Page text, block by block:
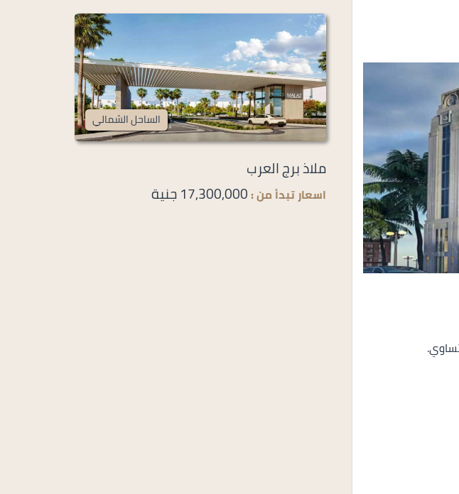
الساحل الشمالي
ملاذ برج العرب
اسعار تبدأ من : 17,300,000 جنية